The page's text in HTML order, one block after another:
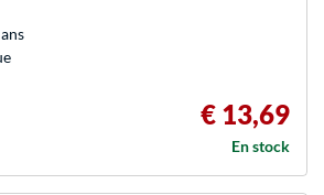
€ 13,69
En stock